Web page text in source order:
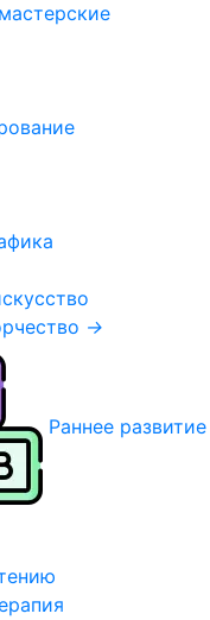
→
Раннее развитие